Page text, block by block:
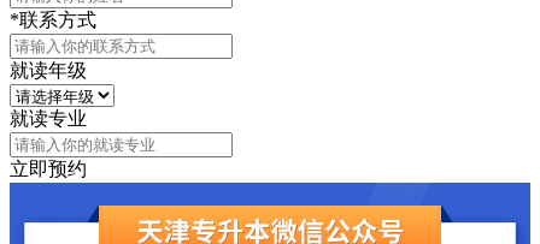
*联系方式
就读年级
就读专业
立即预约